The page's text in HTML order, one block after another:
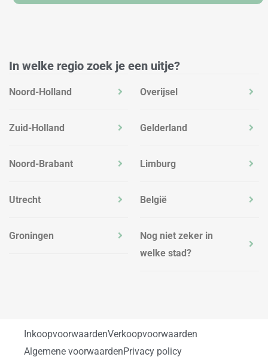
In welke regio zoek je een uitje?
Noord-Holland
Zuid-Holland
Noord-Brabant
Utrecht
Groningen
Overijsel
Gelderland
Limburg
België
Nog niet zeker in
welke stad?
InkoopvoorwaardenVerkoopvoorwaarden
Algemene voorwaardenPrivacy policy